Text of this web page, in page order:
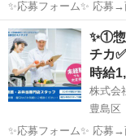
✨応募フォーム✨ 応募→面接1回→採用 以
しくは 電話にて「求人
https://
東京 豊島区 キ
✨①惣
チカ
時給
豊島区
✨応募フォーム✨ 応募→面接1回→採用 以